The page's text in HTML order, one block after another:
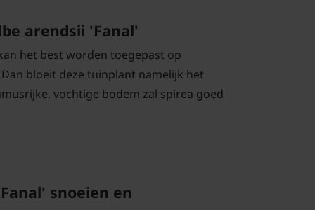
arendsii 'Fanal'
het best worden toegepast op
bloeit deze tuinplant namelijk het
vochtige bodem zal spirea goed
snoeien en